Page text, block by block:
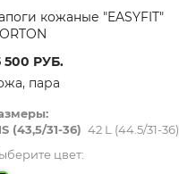
кожаные "EASYFIT"
500 РУБ.
пара
(43,5/31-36) 42 L (44.5/31-36)
цвет: